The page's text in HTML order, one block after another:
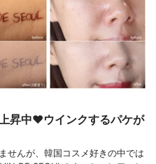
昇中❤️ウインクするパケが
せんが、韓国コスメ好きの中では